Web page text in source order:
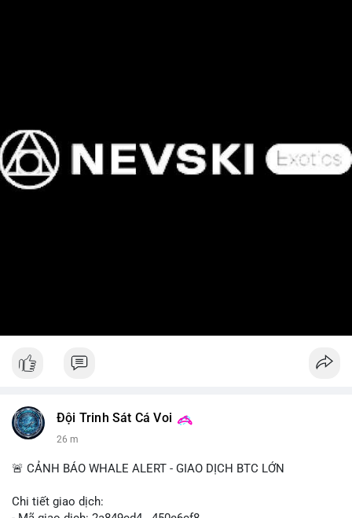
Đội Trinh Sát Cá Voi
26 m
🚨 CẢNH BÁO WHALE ALERT - GIAO DỊCH BTC LỚN
Chi tiết giao dịch: